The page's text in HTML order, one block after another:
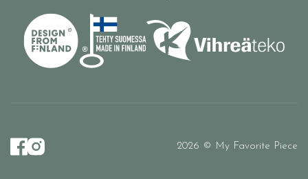
2026 © My Favorite Piece